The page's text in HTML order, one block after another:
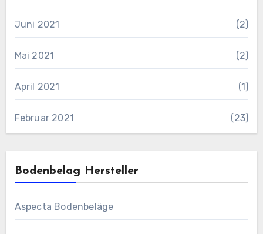
Juni 2021 (2)
Mai 2021 (2)
April 2021 (1)
Februar 2021 (23)
Bodenbelag Hersteller
Aspecta Bodenbeläge